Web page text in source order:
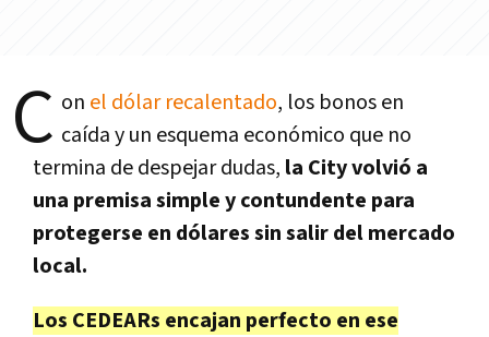
C on el dólar recalentado, los bonos en
caída y un esquema económico que no
termina de despejar dudas, la City volvió a
una premisa simple y contundente para
protegerse en dólares sin salir del mercado
local.
Los CEDEARs encajan perfecto en ese